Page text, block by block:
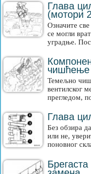
Глава
(мотори
Означите
се могли
уградње.
чишћење
Темељно
вентилског
прегледом,
Глава
Без обзира
или не,
поновног